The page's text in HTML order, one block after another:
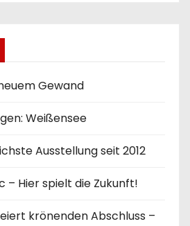
Gewand
Weißensee
Ausstellung seit 2012
– Hier spielt die Zukunft!
krönenden Abschluss –